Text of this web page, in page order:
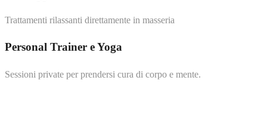
Trattamenti rilassanti direttamente in masseria
Personal Trainer e Yoga
Sessioni private per prendersi cura di corpo e mente.